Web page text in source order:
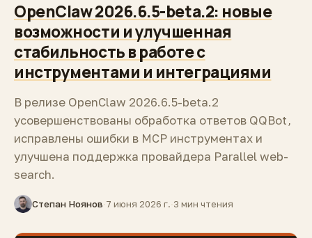
OpenClaw 2026.6.5-beta.2: новые
возможности и улучшенная
стабильность в работе с
инструментами и интеграциями
В релизе OpenClaw 2026.6.5-beta.2
усовершенствованы обработка ответов QQBot,
исправлены ошибки в MCP инструментах и
улучшена поддержка провайдера Parallel web-
search.
Степан Ноянов·7 июня 2026 г.·3 мин чтения